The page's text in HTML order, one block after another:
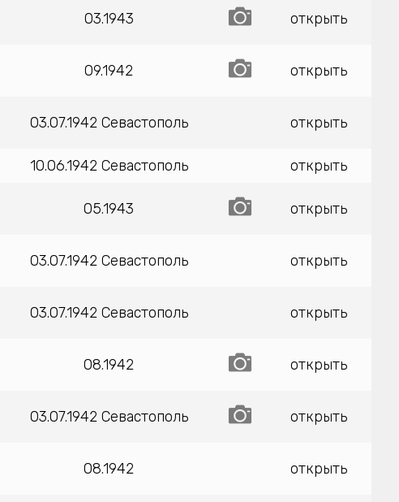
03.1943 открыть
09.1942 открыть
03.07.1942 Севастополь открыть
10.06.1942 Севастополь открыть
05.1943 открыть
03.07.1942 Севастополь открыть
03.07.1942 Севастополь открыть
08.1942 открыть
03.07.1942 Севастополь открыть
08.1942 открыть